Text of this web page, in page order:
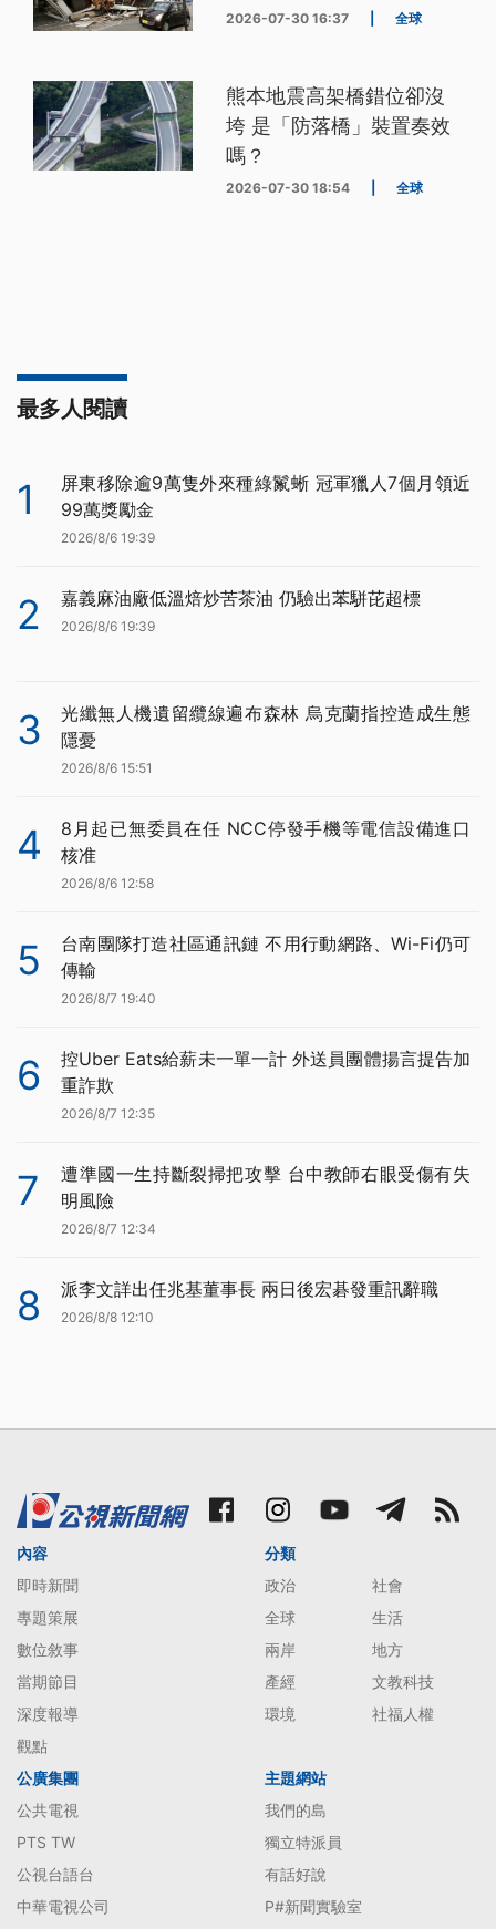
2026-07-30 16:37 全球
熊本地震高架橋錯位卻沒
垮 是「防落橋」裝置奏效
嗎？
2026-07-30 18:54 全球
最多人閱讀
1
屏東移除逾9萬隻外來種綠鬣蜥 冠軍獵人7個月領近
99萬獎勵金
2026/8/6 19:39
2 嘉義麻油廠低溫焙炒苦茶油 仍驗出苯駢芘超標
2026/8/6 19:39
3
光纖無人機遺留纜線遍布森林 烏克蘭指控造成生態
隱憂
2026/8/6 15:51
4
8月起已無委員在任 NCC停發手機等電信設備進口
核准
2026/8/6 12:58
5
台南團隊打造社區通訊鏈 不用行動網路、Wi-Fi仍可
傳輸
2026/8/7 19:40
6
控Uber Eats給薪未一單一計 外送員團體揚言提告加
重詐欺
2026/8/7 12:35
7
遭準國一生持斷裂掃把攻擊 台中教師右眼受傷有失
明風險
2026/8/7 12:34
8 派李文詳出任兆基董事長 兩日後宏碁發重訊辭職
2026/8/8 12:10
內容
即時新聞
專題策展
數位敘事
當期節目
深度報導
觀點
分類
政治
社會
全球
生活
兩岸
地方
產經
文教科技
環境
社福人權
公廣集團
公共電視
PTS TW
公視台語台
中華電視公司
主題網站
我們的島
獨立特派員
有話好說
P#新聞實驗室